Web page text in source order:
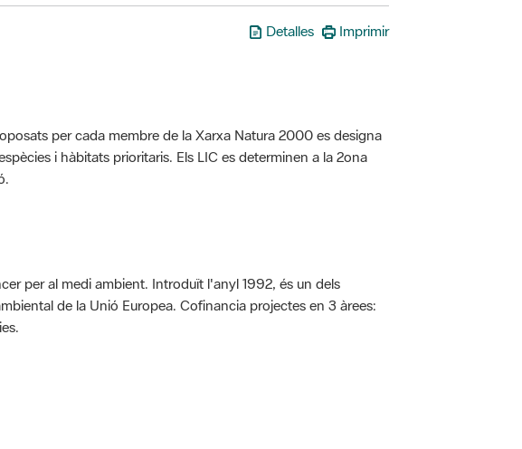
Detalles Imprimir
per cada membre de la Xarxa Natura 2000 es designa
i hàbitats prioritaris. Els LIC es determinen a la 2ona
per al medi ambient. Introduït l'anyl 1992, és un dels
de la Unió Europea. Cofinancia projectes en 3 àrees:
de 5.